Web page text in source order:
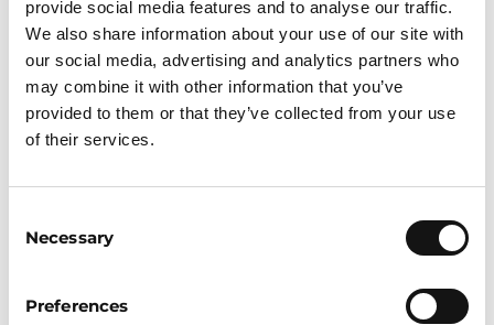
provide social media features and to analyse our traffic.
We also share information about your use of our site with
our social media, advertising and analytics partners who
may combine it with other information that you’ve
provided to them or that they’ve collected from your use
of their services.
Selection
Necessary
Preferences
beveiligingsstrategie.
Maarten benadrukte datgedragstraining
en bewustwording cruciaal zijn. Het is
belangrijk dat medewerkers regelmatig
worden getraind en dat er continue
bijdragen aan de veiligheid van het bedrijf.
DE 5 CRUCIALE STAPPEN OM EEN